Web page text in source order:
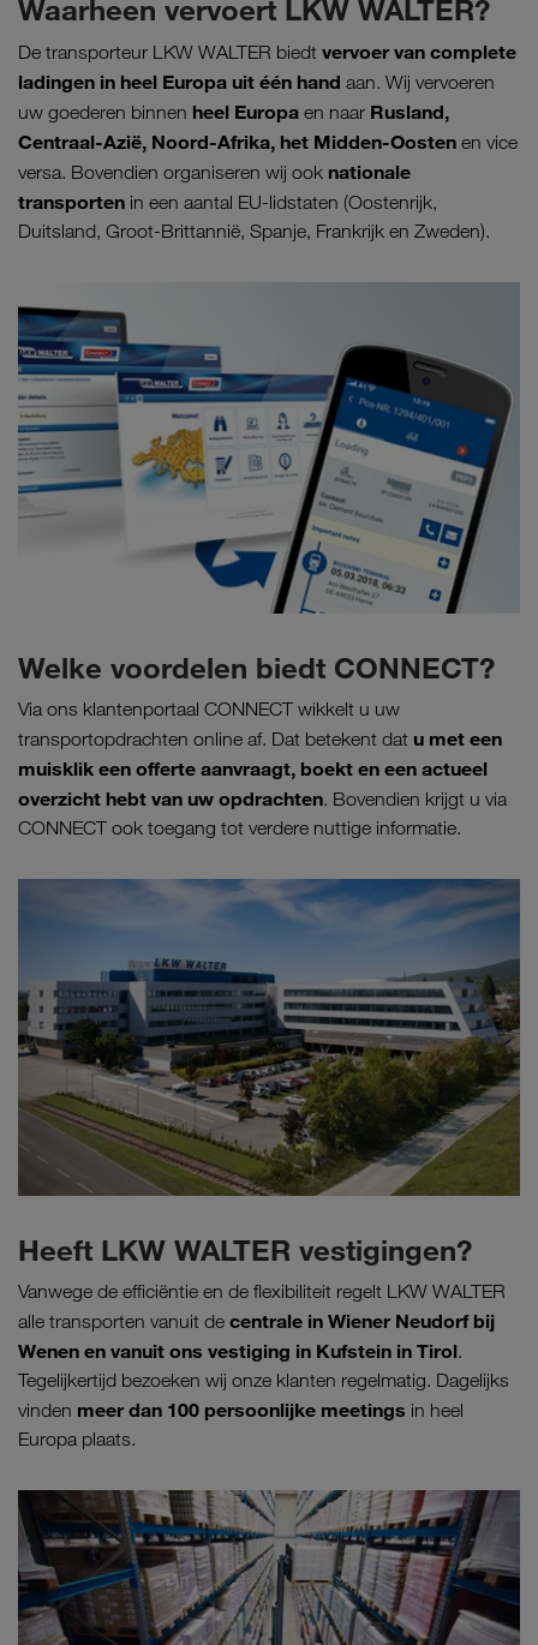
Waarheen vervoert LKW WALTER?
De transporteur LKW WALTER biedt vervoer van complete
ladingen in heel Europa uit één hand aan. Wij vervoeren
uw goederen binnen heel Europa en naar Rusland,
Centraal-Azië, Noord-Afrika, het Midden-Oosten en vice
versa. Bovendien organiseren wij ook nationale
transporten in een aantal EU-lidstaten (Oostenrijk,
Duitsland, Groot-Brittannië, Spanje, Frankrijk en Zweden).
Welke voordelen biedt CONNECT?
Via ons klantenportaal CONNECT wikkelt u uw
transportopdrachten online af. Dat betekent dat u met een
muisklik een offerte aanvraagt, boekt en een actueel
overzicht hebt van uw opdrachten. Bovendien krijgt u via
CONNECT ook toegang tot verdere nuttige informatie.
Heeft LKW WALTER vestigingen?
Vanwege de efficiëntie en de flexibiliteit regelt LKW WALTER
alle transporten vanuit de centrale in Wiener Neudorf bij
Wenen en vanuit ons vestiging in Kufstein in Tirol.
Tegelijkertijd bezoeken wij onze klanten regelmatig. Dagelijks
vinden meer dan 100 persoonlijke meetings in heel
Europa plaats.